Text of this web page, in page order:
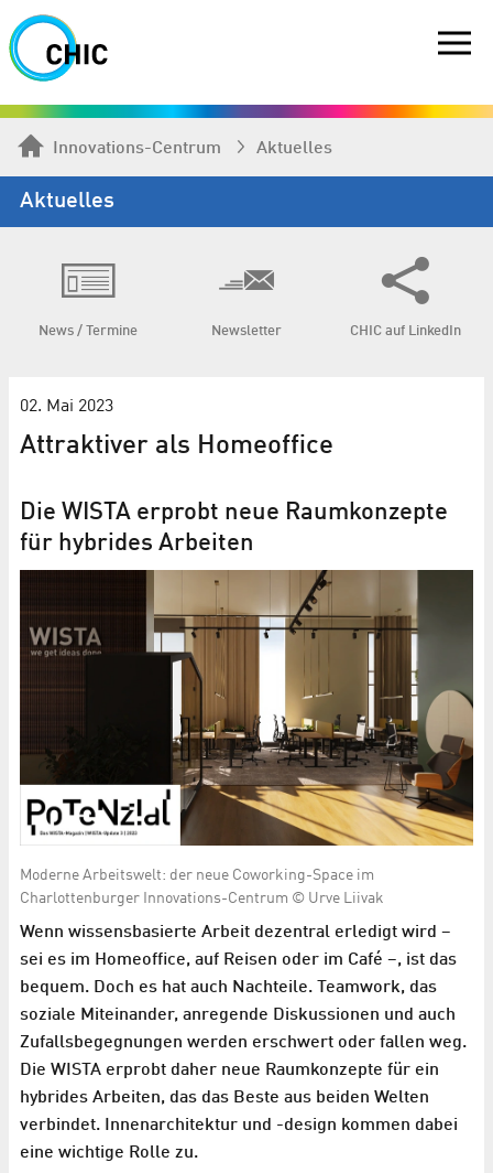
Innovations-Centrum Aktuelles
Aktuelles
News / Termine Newsletter CHIC auf LinkedIn
02. Mai 2023
Attraktiver als Homeoffice
Die WISTA erprobt neue Raumkonzepte
für hybrides Arbeiten
Moderne Arbeitswelt: der neue Coworking-Space im
Charlottenburger Innovations-Centrum © Urve Liivak
Wenn wissensbasierte Arbeit dezentral erledigt wird –
sei es im Homeoffice, auf Reisen oder im Café –, ist das
bequem. Doch es hat auch Nachteile. Teamwork, das
soziale Miteinander, anregende Diskussionen und auch
Zufallsbegegnungen werden erschwert oder fallen weg.
Die WISTA erprobt daher neue Raumkonzepte für ein
hybrides Arbeiten, das das Beste aus beiden Welten
verbindet. Innenarchitektur und -design kommen dabei
eine wichtige Rolle zu.